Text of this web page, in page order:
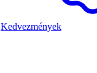
Kedvezmények